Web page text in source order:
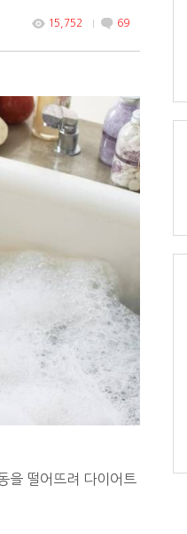
15,752 69
을 떨어뜨려 다이어트